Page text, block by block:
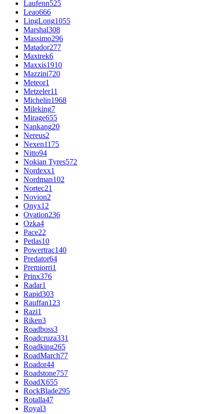
Laufenn525
Leao666
LingLong1055
Marshal308
Massimo296
Matador277
Maxtrek6
Maxxis1910
Mazzini720
Meteor1
Metzeler11
Michelin1968
Mileking7
Mirage655
Nankang20
Nereus2
Nexen1175
Nitto94
Nokian Tyres572
Nordexx1
Nordman102
Nortec21
Novion2
Onyx12
Ovation236
Ozka4
Pace22
Petlas10
Powertrac140
Predator64
Premiorri1
Prinx376
Radar1
Rapid303
Rauffan123
Razi1
Riken3
Roadboss3
Roadcruza331
Roadking265
RoadMarch77
Roador44
Roadstone757
RoadX655
RockBlade295
Rotalla47
Royal3